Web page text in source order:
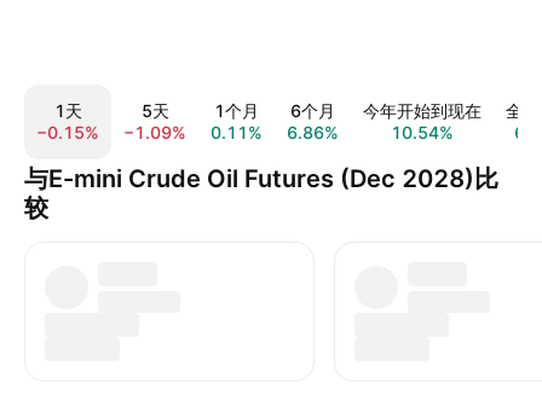
1天
−0.15%
5天
−1.09%
1个月
0.11%
6个月
6.86%
今年开始到现在
10.54%
全
与E-mini Crude Oil Futures (Dec 2028)比
较